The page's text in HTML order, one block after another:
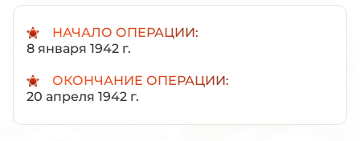
НАЧАЛО ОПЕРАЦИИ:
8 января 1942 г.
ОКОНЧАНИЕ ОПЕРАЦИИ:
20 апреля 1942 г.